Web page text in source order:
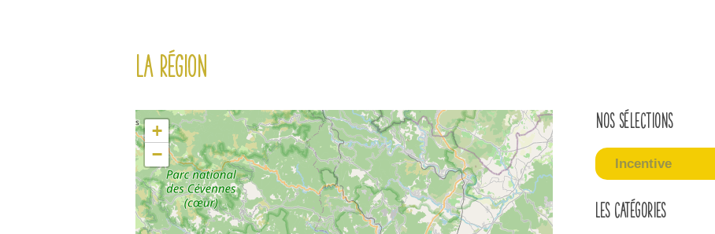
La région
+
−
Nos sélections
Incentive
Les catégories